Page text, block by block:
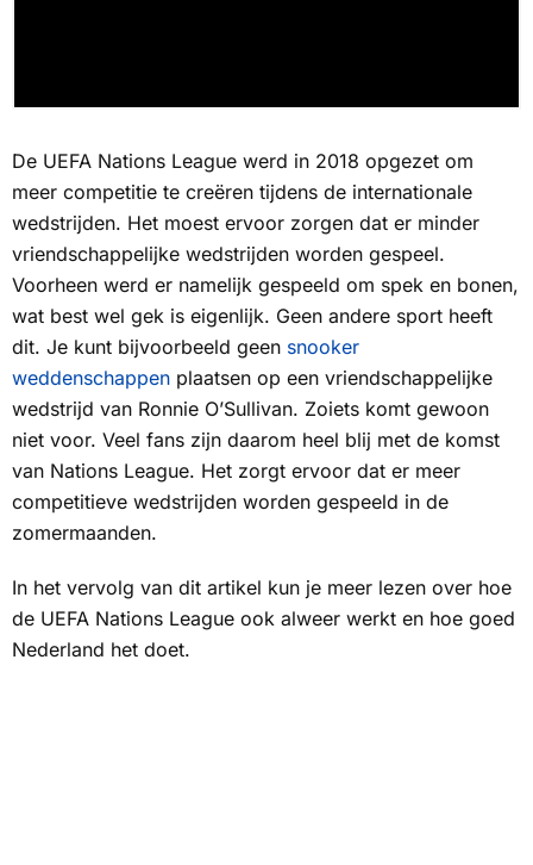
De UEFA Nations League werd in 2018 opgezet om
meer competitie te creëren tijdens de internationale
wedstrijden. Het moest ervoor zorgen dat er minder
vriendschappelijke wedstrijden worden gespeel.
Voorheen werd er namelijk gespeeld om spek en bonen,
wat best wel gek is eigenlijk. Geen andere sport heeft
dit. Je kunt bijvoorbeeld geen snooker
weddenschappen plaatsen op een vriendschappelijke
wedstrijd van Ronnie O’Sullivan. Zoiets komt gewoon
niet voor. Veel fans zijn daarom heel blij met de komst
van Nations League. Het zorgt ervoor dat er meer
competitieve wedstrijden worden gespeeld in de
zomermaanden.
In het vervolg van dit artikel kun je meer lezen over hoe
de UEFA Nations League ook alweer werkt en hoe goed
Nederland het doet.